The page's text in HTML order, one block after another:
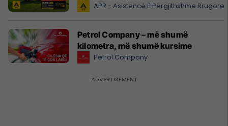
APR - Asistencë E Përgjithshme Rrugore
Petrol Company – më shumë
kilometra, më shumë kursime
Petrol Company